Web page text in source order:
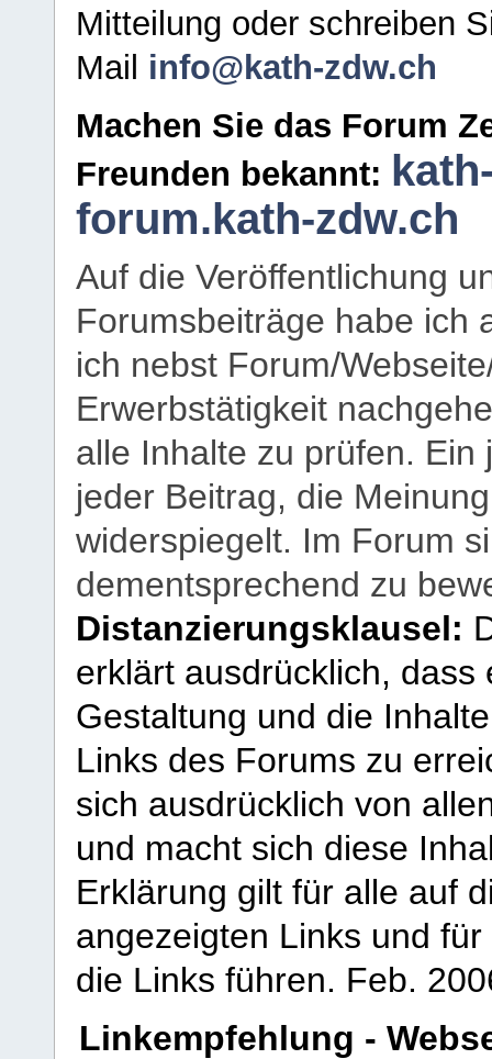
Mitteilung oder schreiben
Mail info@kath-zdw.ch
Machen Sie das Forum
Freunden bekannt:
forum.kath-zdw.ch
Auf die Veröffentlichung
Forumsbeiträge habe ich
ich nebst Forum/
Erwerbstätigkeit
alle Inhalte zu prüfen.
jeder Beitrag, die
widerspiegelt. Im Forum
dementsprechend zu
Distanzierungsklausel:
erklärt ausdrücklich,
Gestaltung und die
Links des Forums zu
sich ausdrücklich von
und macht sich diese
Erklärung gilt für alle auf
angezeigten Links und
die Links führen. Feb.
Linkempfehlung -